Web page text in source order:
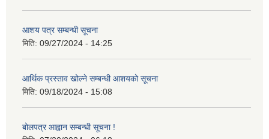
आशय पत्र सम्बन्धी सूचना
मिति: 09/27/2024 - 14:25
आर्थिक प्रस्ताव खोल्ने सम्बन्धी आशयको सूचना
मिति: 09/18/2024 - 15:08
बोलपत्र आह्वान सम्बन्धी सूचना !